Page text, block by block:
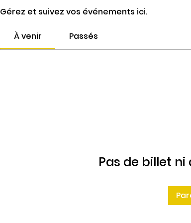
Gérez et suivez vos événements ici.
À venir Passés
Pas de billet